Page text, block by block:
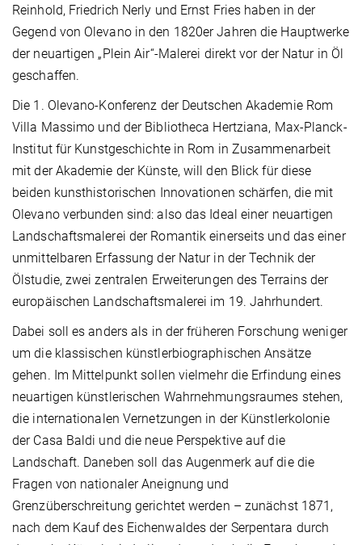
Reinhold, Friedrich Nerly und Ernst Fries haben in der
Gegend von Olevano in den 1820er Jahren die Hauptwerke
der neuartigen „Plein Air“-Malerei direkt vor der Natur in Öl
geschaffen.
Die 1. Olevano-Konferenz der Deutschen Akademie Rom
Villa Massimo und der Bibliotheca Hertziana, Max-Planck-
Institut für Kunstgeschichte in Rom in Zusammenarbeit
mit der Akademie der Künste, will den Blick für diese
beiden kunsthistorischen Innovationen schärfen, die mit
Olevano verbunden sind: also das Ideal einer neuartigen
Landschaftsmalerei der Romantik einerseits und das einer
unmittelbaren Erfassung der Natur in der Technik der
Ölstudie, zwei zentralen Erweiterungen des Terrains der
europäischen Landschaftsmalerei im 19. Jahrhundert.
Dabei soll es anders als in der früheren Forschung weniger
um die klassischen künstlerbiographischen Ansätze
gehen. Im Mittelpunkt sollen vielmehr die Erfindung eines
neuartigen künstlerischen Wahrnehmungsraumes stehen,
die internationalen Vernetzungen in der Künstlerkolonie
der Casa Baldi und die neue Perspektive auf die
Landschaft. Daneben soll das Augenmerk auf die die
Fragen von nationaler Aneignung und
Grenzüberschreitung gerichtet werden – zunächst 1871,
nach dem Kauf des Eichenwaldes der Serpentara durch